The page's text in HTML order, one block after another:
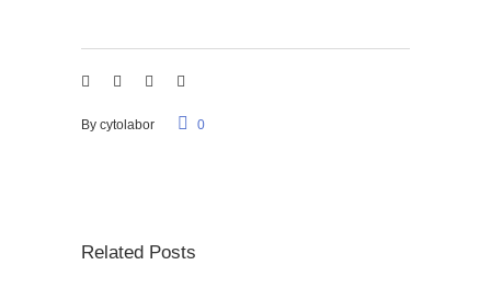
By cytolabor 0
Related Posts